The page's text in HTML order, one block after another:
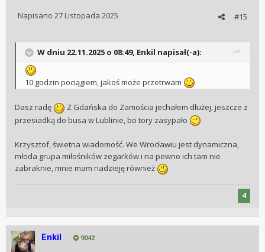
#15
Napisano 27 Listopada 2025
W dniu 22.11.2025 o 08:49, Enkil napisał(-a):
10 godzin pociągiem, jakoś może przetrwam
Dasz radę
Z Gdańska do Zamościa jechałem dłużej, jeszcze z
przesiadką do busa w Lublinie, bo tory zasypało
Krzysztof, świetna wiadomość. We Wrocławiu jest dynamiczna,
młoda grupa miłośników zegarków i na pewno ich tam nie
zabraknie, mnie mam nadzieję również
4
Enkil 9042